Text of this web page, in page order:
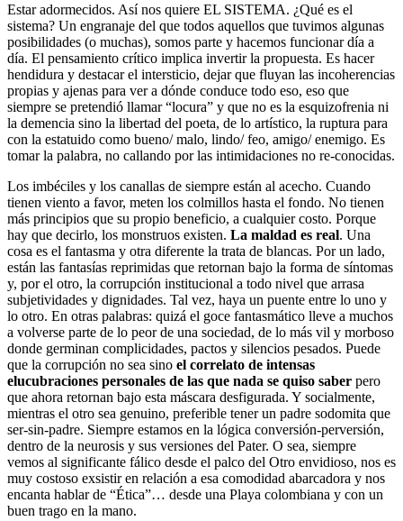
Estar adormecidos. Así nos quiere EL SISTEMA. ¿Qué es el
sistema? Un engranaje del que todos aquellos que tuvimos algunas
posibilidades (o muchas), somos parte y hacemos funcionar día a
día. El pensamiento crítico implica invertir la propuesta. Es hacer
hendidura y destacar el intersticio, dejar que fluyan las incoherencias
propias y ajenas para ver a dónde conduce todo eso, eso que
siempre se pretendió llamar “locura” y que no es la esquizofrenia ni
la demencia sino la libertad del poeta, de lo artístico, la ruptura para
con la estatuido como bueno/ malo, lindo/ feo, amigo/ enemigo. Es
tomar la palabra, no callando por las intimidaciones no re-conocidas.
Los imbéciles y los canallas de siempre están al acecho. Cuando
tienen viento a favor, meten los colmillos hasta el fondo. No tienen
más principios que su propio beneficio, a cualquier costo. Porque
hay que decirlo, los monstruos existen. La maldad es real. Una
cosa es el fantasma y otra diferente la trata de blancas. Por un lado,
están las fantasías reprimidas que retornan bajo la forma de síntomas
y, por el otro, la corrupción institucional a todo nivel que arrasa
subjetividades y dignidades. Tal vez, haya un puente entre lo uno y
lo otro. En otras palabras: quizá el goce fantasmático lleve a muchos
a volverse parte de lo peor de una sociedad, de lo más vil y morboso
donde germinan complicidades, pactos y silencios pesados. Puede
que la corrupción no sea sino el correlato de intensas
elucubraciones personales de las que nada se quiso saber pero
que ahora retornan bajo esta máscara desfigurada. Y socialmente,
mientras el otro sea genuino, preferible tener un padre sodomita que
ser-sin-padre. Siempre estamos en la lógica conversión-perversión,
dentro de la neurosis y sus versiones del Pater. O sea, siempre
vemos al significante fálico desde el palco del Otro envidioso, nos es
muy costoso exsistir en relación a esa comodidad abarcadora y nos
encanta hablar de “Ética”… desde una Playa colombiana y con un
buen trago en la mano.